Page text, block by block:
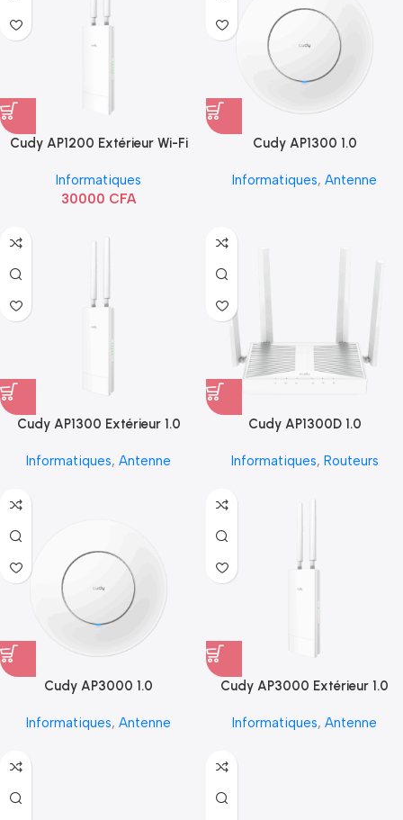
Cudy AP1200 Extérieur Wi-Fi
Informatiques
30000 CFA
Cudy AP1300 1.0
Informatiques, Antenne
Cudy AP1300 Extérieur 1.0
Informatiques, Antenne
Cudy AP1300D 1.0
Informatiques, Routeurs
Cudy AP3000 1.0
Informatiques, Antenne
Cudy AP3000 Extérieur 1.0
Informatiques, Antenne